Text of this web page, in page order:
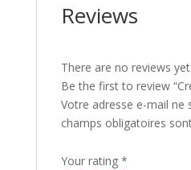
Reviews
There are no reviews yet.
Be the first to review
Votre adresse e-mail ne
champs obligatoires
Your rating *